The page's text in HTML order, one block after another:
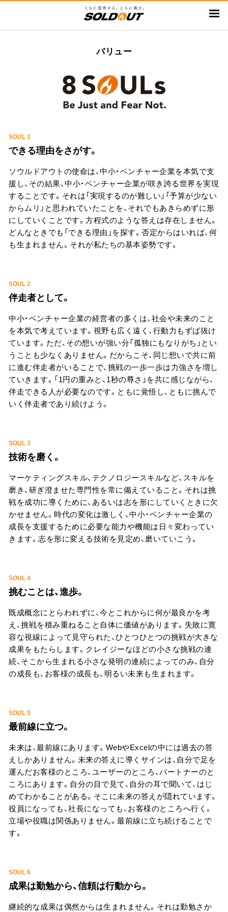
ン
バリュー
SOUL 1
できる理由をさがす。
ソウルドアウトの使命は、中小・ベンチャー企業を本気で支
援し、その結果、中小・ベンチャー企業が咲き誇る世界を実現
することです。それは「実現するのが難しい」「予算が少ない
からムリ」と思われていたことを、それでもあきらめずに形
にしていくことです。方程式のような答えは存在しません。
どんなときでも「できる理由」を探す。否定からはいれば、何
も生まれません。それが私たちの基本姿勢です。
SOUL 2
伴走者として。
中小・ベンチャー企業の経営者の多くは、社会や未来のこと
を本気で考えています。視野も広く遠く、行動力もずば抜け
ています。ただ、その想いが強い分「孤独にもなりがち」とい
うことも少なくありません。だからこそ、同じ想いで共に前
に進む伴走者がいることで、挑戦の一歩一歩は力強さを増し
ていきます。「1円の重みと、1秒の尊さ」を共に感じながら、
伴走できる人が必要なのです。ともに覚悟し、ともに挑んで
いく伴走者であり続けよう。
SOUL 3
技術を磨く。
マーケティングスキル、テクノロジースキルなど、スキルを
磨き、研ぎ澄ませた専門性を常に備えていること。それは挑
戦を成功に導くために、あるいは志を形にしていくときに欠
かせません。時代の変化は激しく、中小・ベンチャー企業の
成長を支援するために必要な能力や機能は日々変わってい
きます。志を形に変える技術を見定め、磨いていこう。
SOUL 4
挑むことは、進歩。
既成概念にとらわれずに、今とこれからに何が最良かを考
え、挑戦を積み重ねること自体に価値があります。失敗に寛
容な視線によって見守られた、ひとつひとつの挑戦が大きな
成果をもたらします。クレイジーなほどの小さな挑戦の連
続、そこから生まれる小さな発明の連続によってのみ、自分
の成長も、お客様の成長も、明るい未来も生まれます。
SOUL 5
最前線に立つ。
未来は、最前線にあります。WebやExcelの中には過去の答
えしかありません。未来の答えに導くサインは、自分で足を
運んだお客様のところ、ユーザーのところ、パートナーのと
ころにあります。自分の目で見て、自分の耳で聞いて、はじ
めてわかることがある。そこに未来の答えが隠れています。
役員になっても、社長になっても、お客様のところへ行く。
立場や役職は関係ありません。最前線に立ち続けることで
す。
SOUL 6
成果は勤勉から、信頼は行動から。
継続的な成果は偶然からは生まれません。それは勤勉さか